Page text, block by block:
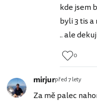
kde jsem
byli 3 tis
.. ale
0
mirjurpřed 7 lety
Za mě palec